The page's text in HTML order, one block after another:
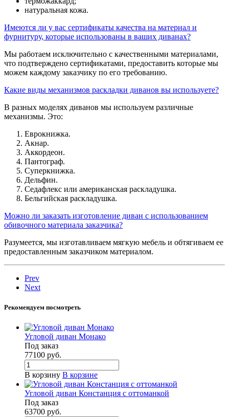
натуральная кожа.
Имеются ли у вас сертификаты качества на материал и
фурнитуру, которые использованы в ваших диванах?
Мы работаем исключительно с качественными материалами,
что подтверждено сертификатами, предоставить которые мы
можем каждому заказчику по его требованию.
Какие виды механизмов раскладки диванов вы используете?
В разных моделях диванов мы используем различные
механизмы. Это:
Еврокнижка.
Акнар.
Аккордеон.
Пантограф.
Суперкнижка.
Дельфин.
Седафлекс или американская раскладушка.
Бельгийская раскладушка.
Можно ли заказать изготовление диван с использованием
обивочного материала заказчика?
Разумеется, мы изготавливаем мягкую мебель и обтягиваем ее
предоставленным заказчиком материалом.
Prev
Next
Рекомендуем посмотреть
Угловой диван Монако
Под заказ
77100 руб.
В корзину В корзине
Угловой диван Констанция с оттоманкой
Под заказ
63700 руб.